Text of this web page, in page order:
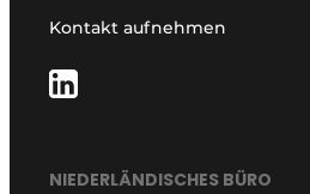
Kontakt aufnehmen
NIEDERLÄNDISCHES BÜRO